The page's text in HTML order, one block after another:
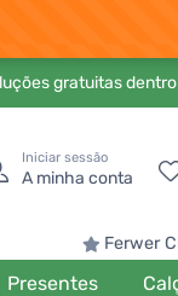
gratuitas
Iniciar sessão
A minha conta
Ferwer
Presentes